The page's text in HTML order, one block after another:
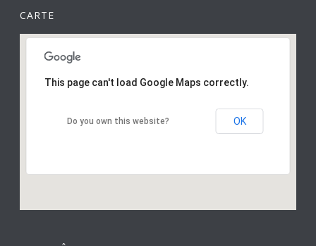
CARTE
This page can't load Google Maps correctly.
Do you own this website? OK